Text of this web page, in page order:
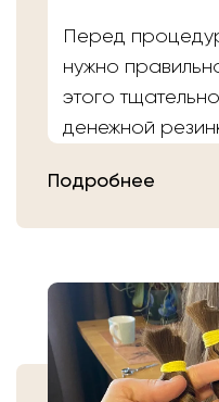
Перед
нужно
этого
денежной
Подробнее